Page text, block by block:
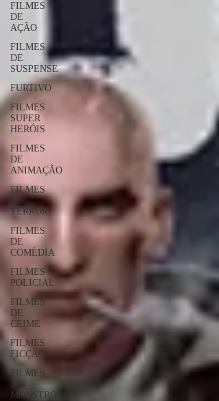
FILMES
DE
AÇÃO
FILMES
DE
SUSPENSE
FURTIVO
FILMES
SUPER
HERÓIS
FILMES
DE
ANIMAÇÃO
FILMES
DE
TERROR
FILMES
DE
COMÉDIA
FILMES
POLICIAL
FILMES
DE
CRIME
FILMES
FICÇÃO
FILMES
MONSTROS